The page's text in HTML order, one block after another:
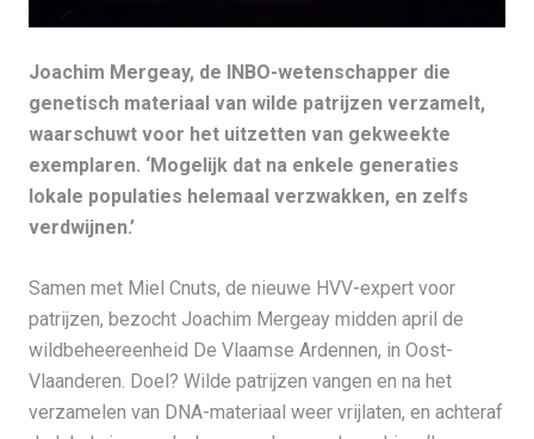
Joachim Mergeay, de INBO-wetenschapper die
genetisch materiaal van wilde patrijzen verzamelt,
waarschuwt voor het uitzetten van gekweekte
exemplaren. ‘Mogelijk dat na enkele generaties
lokale populaties helemaal verzwakken, en zelfs
verdwijnen.’
Samen met Miel Cnuts, de nieuwe HVV-expert voor
patrijzen, bezocht Joachim Mergeay midden april de
wildbeheereenheid De Vlaamse Ardennen, in Oost-
Vlaanderen. Doel? Wilde patrijzen vangen en na het
verzamelen van DNA-materiaal weer vrijlaten, en achteraf